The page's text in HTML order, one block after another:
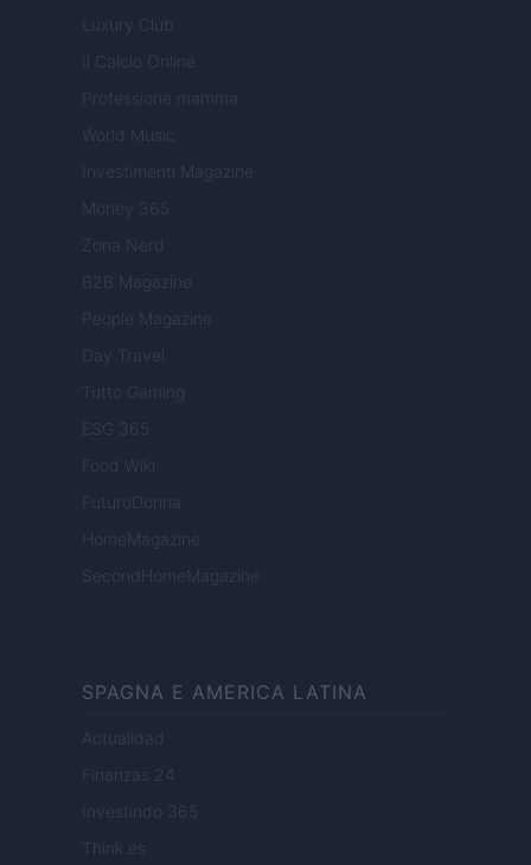
Luxury Club
Il Calcio Online
Professione mamma
World Music
Investimenti Magazine
Money 365
Zona Nerd
B2B Magazine
People Magazine
Day Travel
Tutto Gaming
ESG 365
Food Wiki
FuturoDonna
HomeMagazine
SecondHomeMagazine
SPAGNA E AMERICA LATINA
Actualidad
Finanzas 24
Investindo 365
Think.es